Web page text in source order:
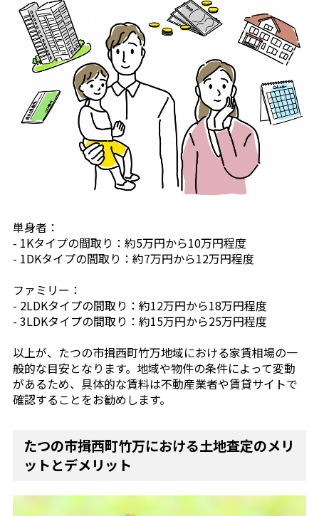
単身者：
- 1Kタイプの間取り：約5万円から10万円程度
- 1DKタイプの間取り：約7万円から12万円程度
ファミリー：
- 2LDKタイプの間取り：約12万円から18万円程度
- 3LDKタイプの間取り：約15万円から25万円程度
以上が、たつの市揖西町竹万地域における家賃相場の一
般的な目安となります。地域や物件の条件によって変動
があるため、具体的な賃料は不動産業者や賃貸サイトで
確認することをお勧めします。
たつの市揖西町竹万における土地査定のメリ
ットとデメリット